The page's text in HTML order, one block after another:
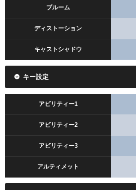
ブルーム
ディストーション
キャストシャドウ
キー設定
アビリティー1
アビリティー2
アビリティー3
アルティメット